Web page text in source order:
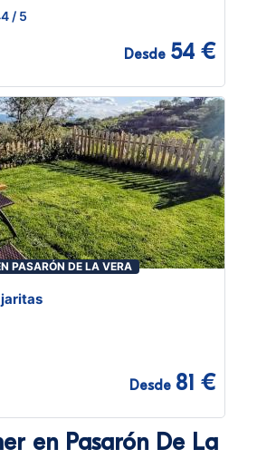
/ 5
Desde 54 €
PASARÓN DE LA VERA
Desde 81 €
en Pasarón De La